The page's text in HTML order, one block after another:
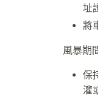
址
將
風暴期
保
灌